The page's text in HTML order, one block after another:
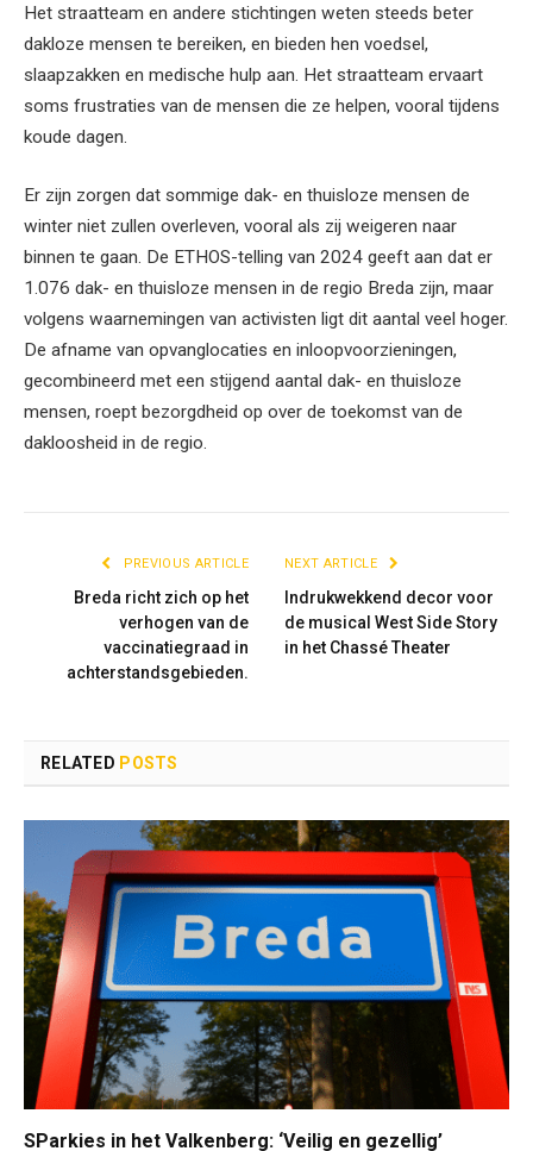
Het straatteam en andere stichtingen weten steeds beter
dakloze mensen te bereiken, en bieden hen voedsel,
slaapzakken en medische hulp aan. Het straatteam ervaart
soms frustraties van de mensen die ze helpen, vooral tijdens
koude dagen.
Er zijn zorgen dat sommige dak- en thuisloze mensen de
winter niet zullen overleven, vooral als zij weigeren naar
binnen te gaan. De ETHOS-telling van 2024 geeft aan dat er
1.076 dak- en thuisloze mensen in de regio Breda zijn, maar
volgens waarnemingen van activisten ligt dit aantal veel hoger.
De afname van opvanglocaties en inloopvoorzieningen,
gecombineerd met een stijgend aantal dak- en thuisloze
mensen, roept bezorgdheid op over de toekomst van de
dakloosheid in de regio.
PREVIOUS ARTICLE
Breda richt zich op het
verhogen van de
vaccinatiegraad in
achterstandsgebieden.
NEXT ARTICLE
Indrukwekkend decor voor
de musical West Side Story
in het Chassé Theater
RELATED POSTS
SParkies in het Valkenberg: ‘Veilig en gezellig’